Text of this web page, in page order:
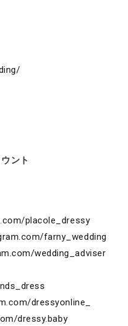
ント
placole_dressy
farny_wedding
wedding_adviser
dressyonline_
dressy.baby